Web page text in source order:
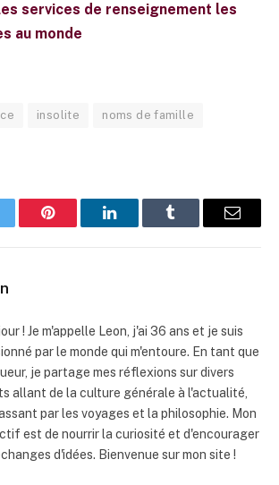
services de renseignement les
au monde
insolite noms de famille
Pinterest LinkedInTumblr
E-
! Je m'appelle Leon, j'ai 36 ans et je suis
par le monde qui m'entoure. En tant que
je partage mes réflexions sur divers
allant de la culture générale à l'actualité,
par les voyages et la philosophie. Mon
est de nourrir la curiosité et d'encourager
d'idées. Bienvenue sur mon site !